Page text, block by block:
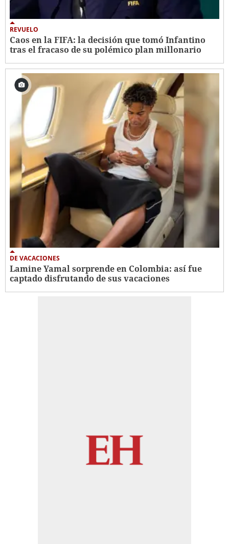
REVUELO
Caos en la FIFA: la decisión que tomó Infantino
tras el fracaso de su polémico plan millonario
DE VACACIONES
Lamine Yamal sorprende en Colombia: así fue
captado disfrutando de sus vacaciones